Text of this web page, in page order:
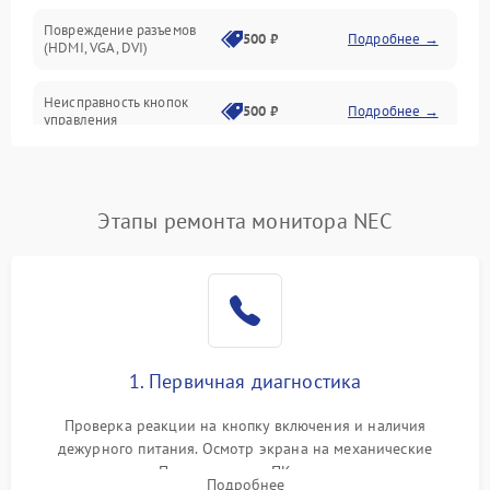
Повреждение разъемов
(HDMI, VGA, DVI)
500 ₽ Подробнее →
Неисправность кнопок
управления
500 ₽ Подробнее →
Повреждение кабеля
1000 ₽
Поломка системы
автоматического
1000 ₽ Подробнее →
Неисправность системы
1000 ₽
Этапы ремонта монитора NEC
1. Первичная диагностика
Проверка реакции на кнопку включения и наличия
дежурного питания. Осмотр экрана на механические
повреждения. Подключение к ПК для оценки вывода
Подробнее